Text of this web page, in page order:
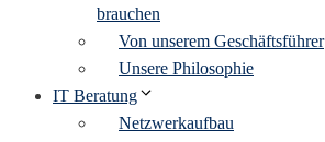
brauchen
Von unserem Geschäftsführer
Unsere Philosophie
IT Beratung
Netzwerkaufbau